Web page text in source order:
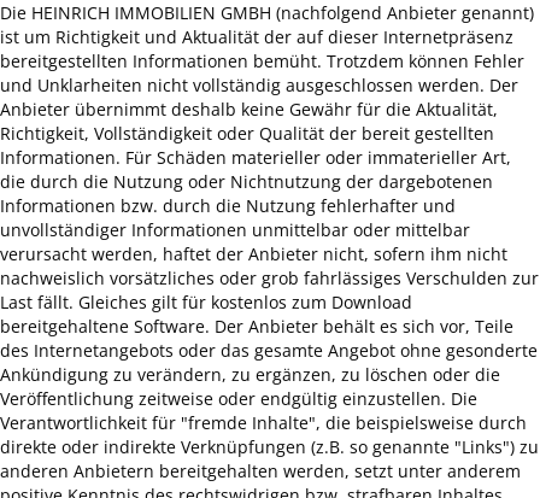
Die HEINRICH IMMOBILIEN GMBH (nachfolgend Anbieter genannt)
ist um Richtigkeit und Aktualität der auf dieser Internetpräsenz
bereitgestellten Informationen bemüht. Trotzdem können Fehler
und Unklarheiten nicht vollständig ausgeschlossen werden. Der
Anbieter übernimmt deshalb keine Gewähr für die Aktualität,
Richtigkeit, Vollständigkeit oder Qualität der bereit gestellten
Informationen. Für Schäden materieller oder immaterieller Art,
die durch die Nutzung oder Nichtnutzung der dargebotenen
Informationen bzw. durch die Nutzung fehlerhafter und
unvollständiger Informationen unmittelbar oder mittelbar
verursacht werden, haftet der Anbieter nicht, sofern ihm nicht
nachweislich vorsätzliches oder grob fahrlässiges Verschulden zur
Last fällt. Gleiches gilt für kostenlos zum Download
bereitgehaltene Software. Der Anbieter behält es sich vor, Teile
des Internetangebots oder das gesamte Angebot ohne gesonderte
Ankündigung zu verändern, zu ergänzen, zu löschen oder die
Veröffentlichung zeitweise oder endgültig einzustellen. Die
Verantwortlichkeit für "fremde Inhalte", die beispielsweise durch
direkte oder indirekte Verknüpfungen (z.B. so genannte "Links") zu
anderen Anbietern bereitgehalten werden, setzt unter anderem